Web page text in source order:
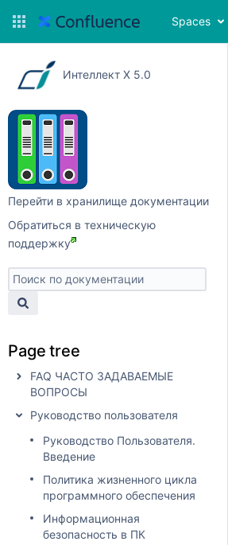
Spaces
Интеллект X 5.0
Перейти в хранилище документации
Обратиться в техническую
поддержку
Page tree
FAQ ЧАСТО ЗАДАВАЕМЫЕ
ВОПРОСЫ
Руководство пользователя
Руководство Пользователя.
Введение
Политика жизненного цикла
программного обеспечения
Информационная
безопасность в ПК